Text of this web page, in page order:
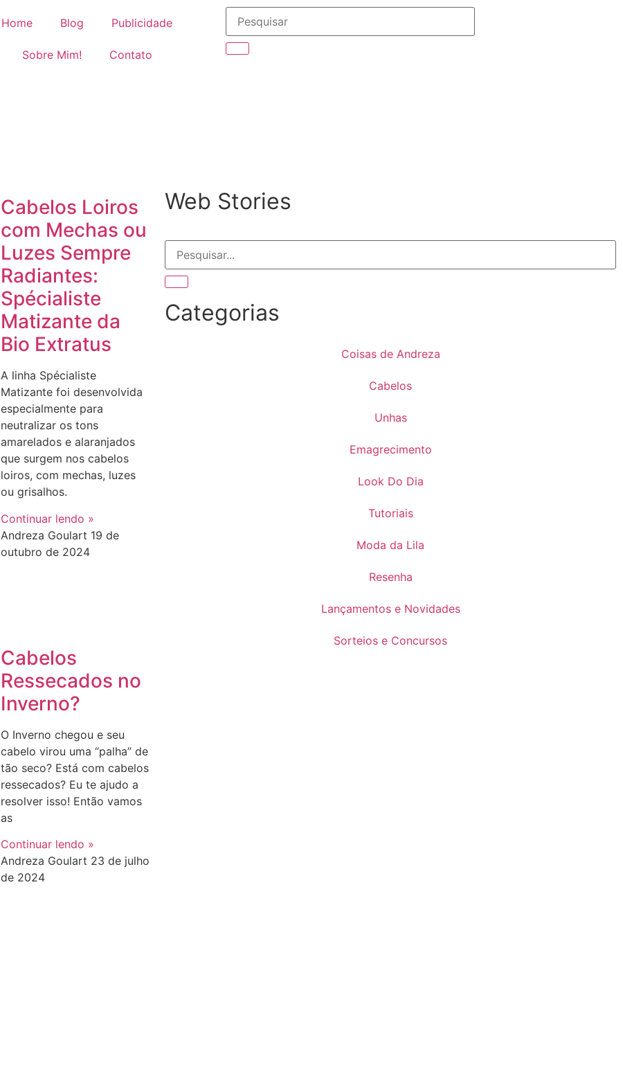
Home Blog Publicidade
Sobre Mim! Contato
Cabelos Loiros
com Mechas ou
Luzes Sempre
Radiantes:
Spécialiste
Matizante da
Bio Extratus
A linha Spécialiste
Matizante foi desenvolvida
especialmente para
neutralizar os tons
amarelados e alaranjados
que surgem nos cabelos
loiros, com mechas, luzes
ou grisalhos.
Continuar lendo »
Andreza Goulart 19 de
outubro de 2024
Cabelos
Ressecados no
Inverno?
O Inverno chegou e seu
cabelo virou uma “palha” de
tão seco? Está com cabelos
ressecados? Eu te ajudo a
resolver isso! Então vamos
as
Continuar lendo »
Andreza Goulart 23 de julho
de 2024
Web Stories
Categorias
Coisas de Andreza
Cabelos
Unhas
Emagrecimento
Look Do Dia
Tutoriais
Moda da Lila
Resenha
Lançamentos e Novidades
Sorteios e Concursos